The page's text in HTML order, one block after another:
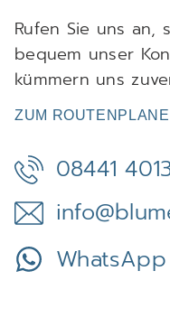
Rufen Sie uns an,
bequem unser
kümmern uns
ZUM
08441
WhatsApp